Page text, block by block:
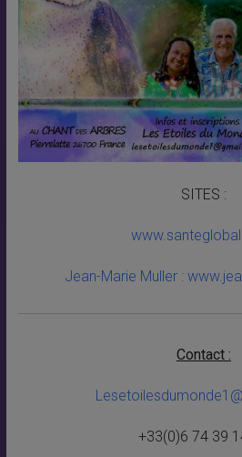
SITES :
Jean-Marie Muller :
Contact :
+33(0)6 74 39